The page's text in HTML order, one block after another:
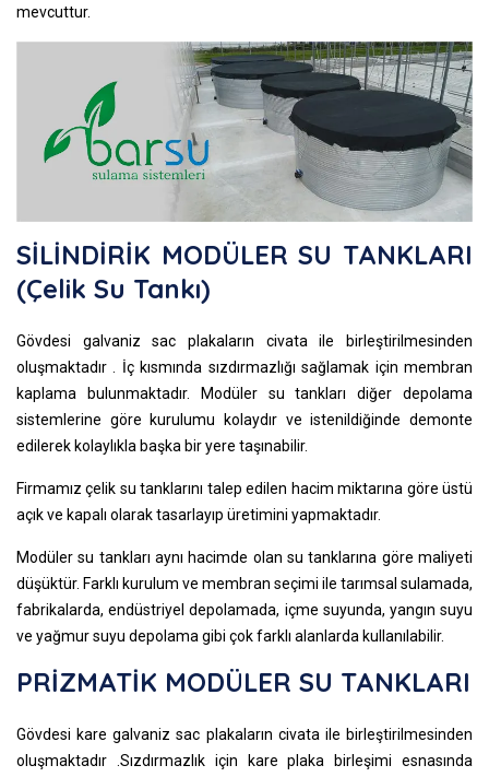
mevcuttur.
SİLİNDİRİK MODÜLER SU TANKLARI
(çelik Su Tankı)
Gövdesi galvaniz sac plakaların civata ile birleştirilmesinden
oluşmaktadır . İç kısmında sızdırmazlığı sağlamak için membran
kaplama bulunmaktadır. Modüler su tankları diğer depolama
sistemlerine göre kurulumu kolaydır ve istenildiğinde demonte
edilerek kolaylıkla başka bir yere taşınabilir.
Firmamız çelik su tanklarını talep edilen hacim miktarına göre üstü
açık ve kapalı olarak tasarlayıp üretimini yapmaktadır.
Modüler su tankları aynı hacimde olan su tanklarına göre maliyeti
düşüktür. Farklı kurulum ve membran seçimi ile tarımsal sulamada,
fabrikalarda, endüstriyel depolamada, içme suyunda, yangın suyu
ve yağmur suyu depolama gibi çok farklı alanlarda kullanılabilir.
PRİZMATİK MODÜLER SU TANKLARI
Gövdesi kare galvaniz sac plakaların civata ile birleştirilmesinden
oluşmaktadır .Sızdırmazlık için kare plaka birleşimi esnasında